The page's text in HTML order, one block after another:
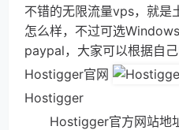
不错的无限流量vps，就是
怎么样，不过可选Windows
paypal，大家可以根据自己
Hostigger官网
Hostigger
Hostigger官方网站地址